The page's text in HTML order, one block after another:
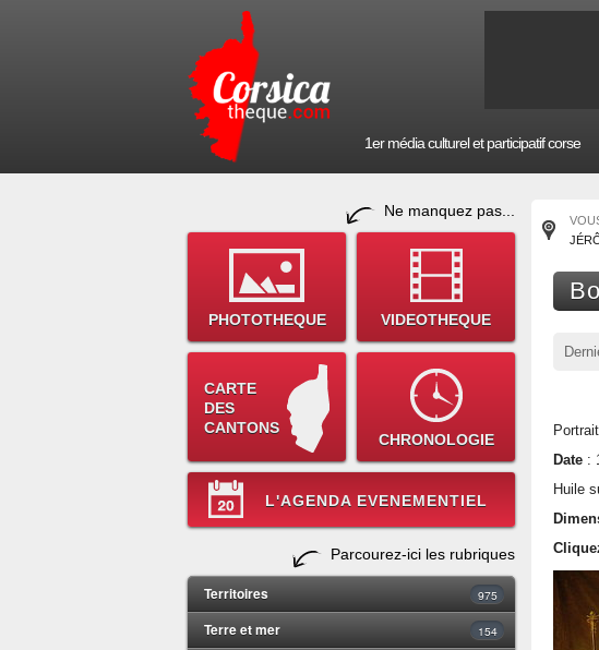
1er média culturel et participatif corse
Ne manquez pas...
PHOTOTHEQUE VIDEOTHEQUE
CARTE
DES
CANTONS
CHRONOLOGIE
L'AGENDA EVENEMENTIEL
Parcourez-ici les rubriques
Territoires 975
Terre et mer 154
Date :
Huile